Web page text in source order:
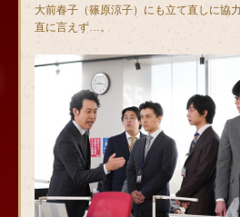
大前春子（篠原涼子）にも立て直しに協
直に言えず…。